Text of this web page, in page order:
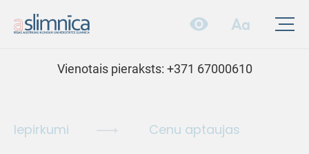
Vienotais pieraksts: +371 67000610
Iepirkumi Cenu aptaujas